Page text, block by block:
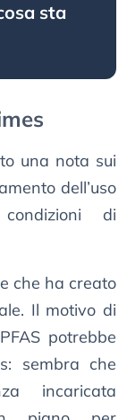
sta
una nota sui
dell’uso
di
che ha creato
Il motivo di
potrebbe
sembra che
incaricata